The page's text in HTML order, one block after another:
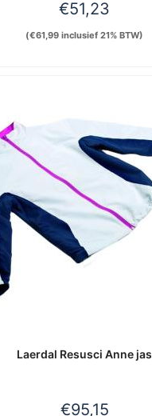
€51,23
(€61,99 inclusief 21% BTW)
Laerdal Resusci Anne jas
€95,15